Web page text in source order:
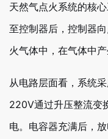
天然气点火系统的核
至控制器后，控制器
火气体中，在气体中
从电路层面看，系统
220V通过升压整流变
电。电容器充满后，